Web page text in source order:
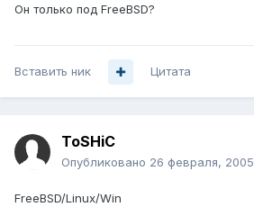
Он только под FreeBSD?
Вставить ник Цитата
ToSHiC
Опубликовано 26 февраля, 2005
FreeBSD/Linux/Win